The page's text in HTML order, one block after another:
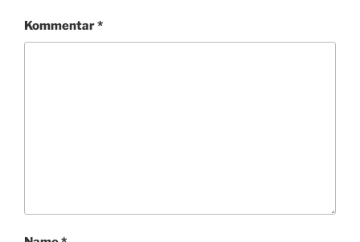
Kommentar*